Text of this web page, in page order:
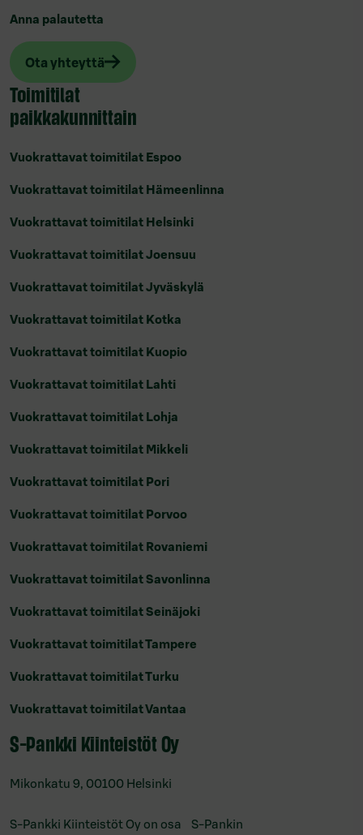
Anna palautetta
Ota yhteyttä
Toimitilat
paikkakunnittain
Vuokrattavat toimitilat Espoo
Vuokrattavat toimitilat Hämeenlinna
Vuokrattavat toimitilat Helsinki
Vuokrattavat toimitilat Joensuu
Vuokrattavat toimitilat Jyväskylä
Vuokrattavat toimitilat Kotka
Vuokrattavat toimitilat Kuopio
Vuokrattavat toimitilat Lahti
Vuokrattavat toimitilat Lohja
Vuokrattavat toimitilat Mikkeli
Vuokrattavat toimitilat Pori
Vuokrattavat toimitilat Porvoo
Vuokrattavat toimitilat Rovaniemi
Vuokrattavat toimitilat Savonlinna
Vuokrattavat toimitilat Seinäjoki
Vuokrattavat toimitilat Tampere
Vuokrattavat toimitilat Turku
Vuokrattavat toimitilat Vantaa
S-Pankki Kiinteistöt Oy
Mikonkatu 9, 00100 Helsinki
S-Pankki Kiinteistöt Oy on osa S-Pankin